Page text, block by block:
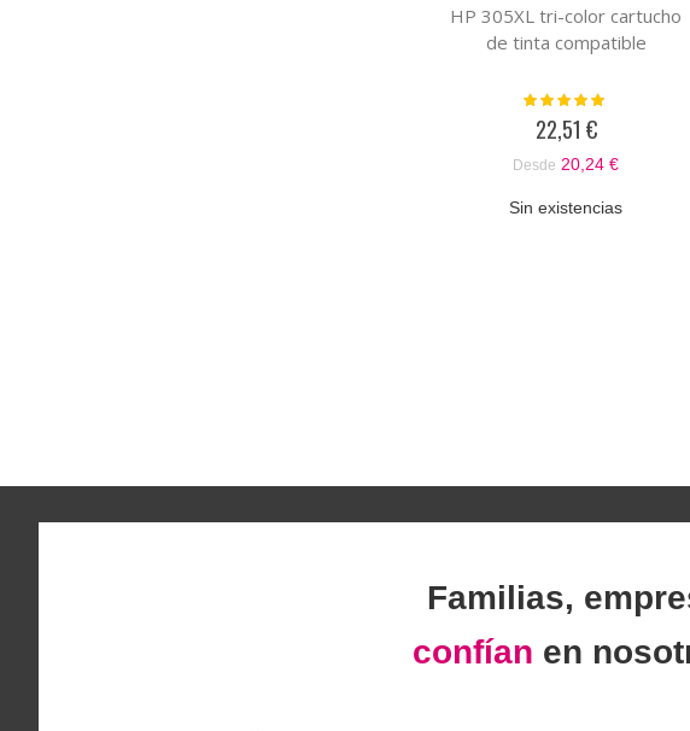
HP 305XL tri-color cartucho
de tinta compatible
Valoración:
22,51 €
Desde 20,24 €
Sin existencias
Familias,
confían en